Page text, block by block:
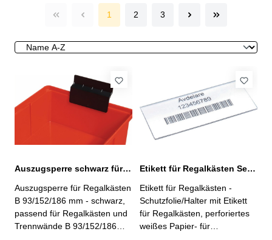
1 2 3
Auszugsperre schwarz für Regalkästen B 93/152/186 mm
Auszugsperre für Regalkästen
B 93/152/186 mm - schwarz,
passend für Regalkästen und
Trennwände B 93/152/186
Etikett für Regalkästen Serie ST
Etikett für Regalkästen -
Schutzfolie/Halter mit Etikett
für Regalkästen, perforiertes
weißes Papier- für